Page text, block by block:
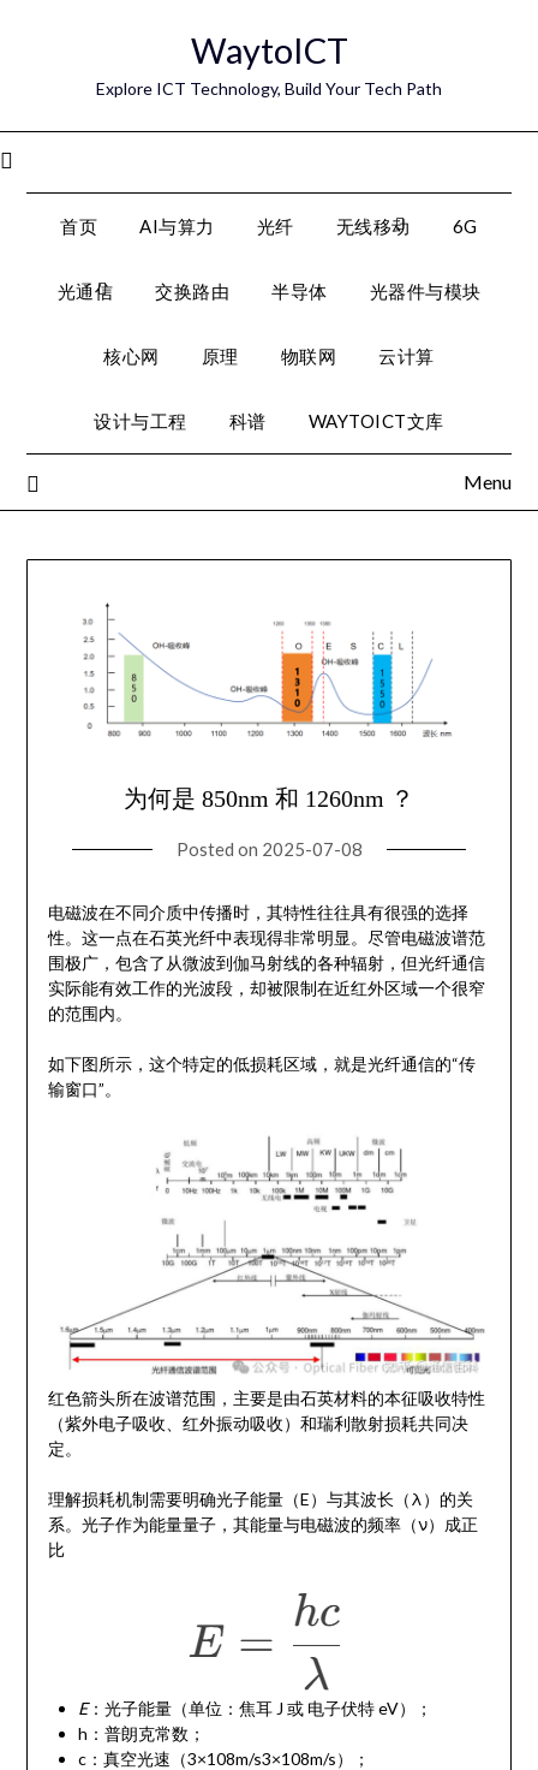
WaytoICT
Explore ICT Technology, Build Your Tech Path
首页 AI与算力 光纤 无线移动 6G
光通信 交换路由 半导体 光器件与模块
核心网 原理 物联网 云计算
设计与工程 科谱 WAYTOICT文库
Menu
为何是 850nm 和 1260nm ？
Posted on 2025-07-08
电磁波在不同介质中传播时，其特性往往具有很强的选择
性。这一点在石英光纤中表现得非常明显。尽管电磁波谱范
围极广，包含了从微波到伽马射线的各种辐射，但光纤通信
实际能有效工作的光波段，却被限制在近红外区域一个很窄
的范围内。
如下图所示，这个特定的低损耗区域，就是光纤通信的“传
输窗口”。
红色箭头所在波谱范围，主要是由石英材料的本征吸收特性
（紫外电子吸收、红外振动吸收）和瑞利散射损耗共同决
定。
理解损耗机制需要明确光子能量（E）与其波长（λ）的关
系。光子作为能量量子，其能量与电磁波的频率（ν）成正
比
E：光子能量（单位：焦耳 J 或 电子伏特 eV）；
h：普朗克常数；
c：真空光速（3×108m/s3×108m/s）；